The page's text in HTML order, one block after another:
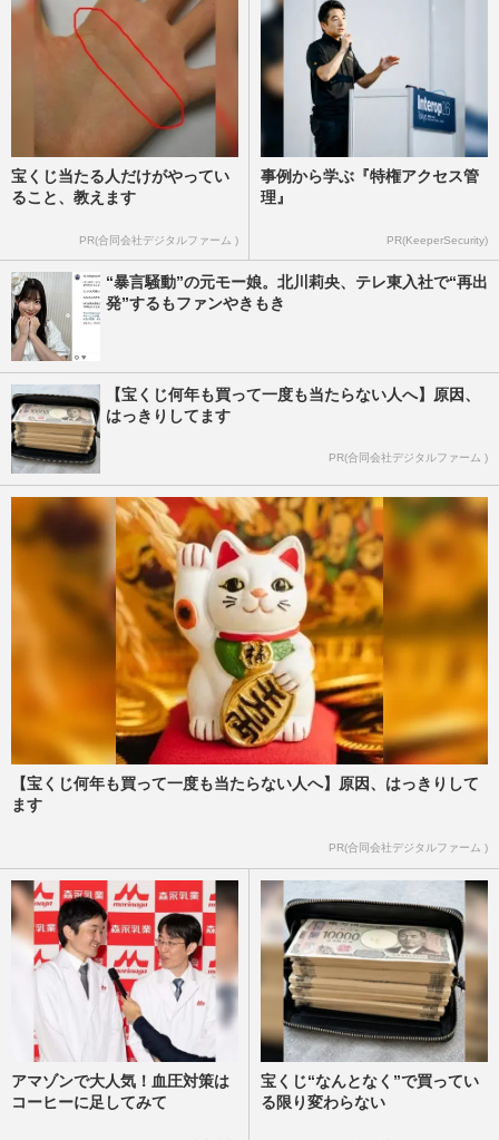
宝くじ当たる人だけがやってい
ること、教えます
PR(合同会社デジタルファーム )
事例から学ぶ『特権アクセス管
理』
PR(KeeperSecurity)
“暴言騒動”の元モー娘。北川莉央、テレ東入社で“再出
発”するもファンやきもき
【宝くじ何年も買って一度も当たらない人へ】原因、
はっきりしてます
PR(合同会社デジタルファーム )
【宝くじ何年も買って一度も当たらない人へ】原因、はっきりして
ます
PR(合同会社デジタルファーム )
アマゾンで大人気！血圧対策は
コーヒーに足してみて
宝くじ“なんとなく”で買ってい
る限り変わらない